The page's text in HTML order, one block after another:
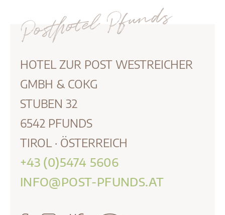
Posthotel Pfunds
HOTEL ZUR POST WESTREICHER
GMBH & COKG
STUBEN 32
6542 PFUNDS
TIROL · ÖSTERREICH
+43 (0)5474 5606
INFO@POST-PFUNDS.AT